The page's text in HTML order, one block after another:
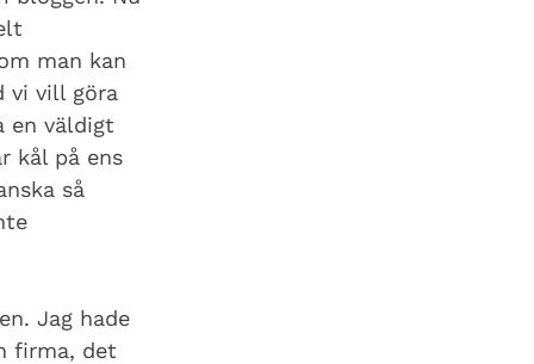
man kan
vi vill göra
en väldigt
kål på ens
så
Jag hade
firma, det